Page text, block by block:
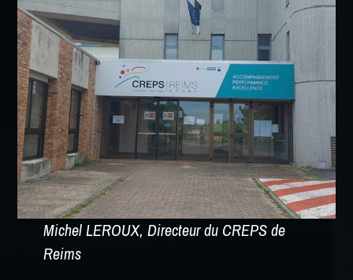
Michel LEROUX, Directeur du CREPS de
Reims